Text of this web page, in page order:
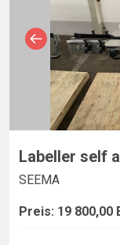
Labeller self
SEEMA
Preis: 19 800,00